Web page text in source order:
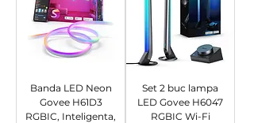
Banda LED Neon
Govee H61D3
RGBIC, Inteligenta,
Set 2 buc lampa
LED Govee H6047
RGBIC Wi-Fi